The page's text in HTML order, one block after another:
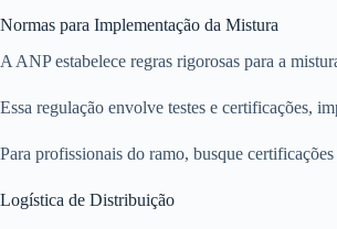
Normas para Implementação da Mistura
A ANP estabelece regras rigorosas para a
Essa regulação envolve testes e certificações,
Para profissionais do ramo, busque
Logística de Distribuição